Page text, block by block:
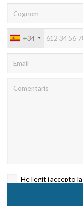
+34
He llegit i accepto la